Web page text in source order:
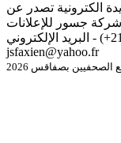
الكترونية تصدر عن
شركة جسور للإعلانات
للإتصال أو نشر الردود الهاتف 54779966 (216+) - البريد الإلكتروني
jsfaxien@yahoo.fr
بصفاقس 2026